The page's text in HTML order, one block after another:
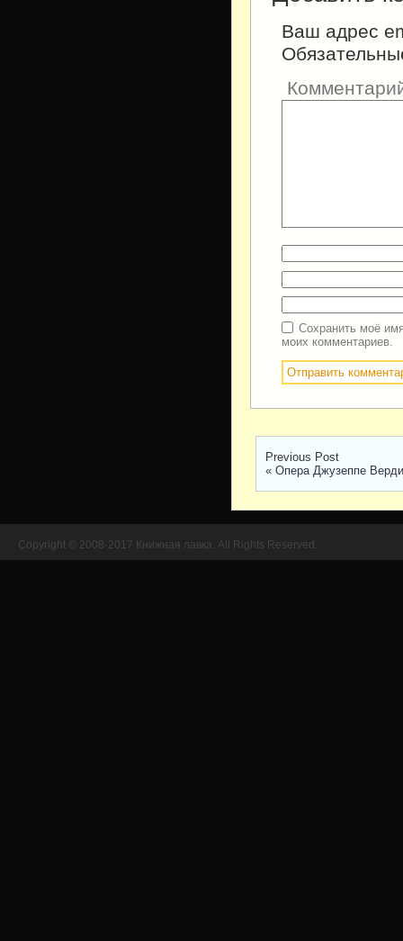
Ваш адрес
Сохранить моё
моих комментариев.
Previous Post
« Опера Джузеппе
Copyright © 2008-2017 Книжная лавка. All Rights Reserved.